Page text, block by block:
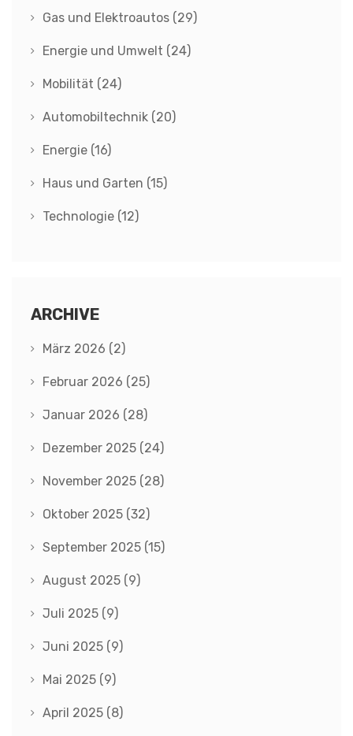
Gas und Elektroautos (29)
Energie und Umwelt (24)
Mobilität (24)
Automobiltechnik (20)
Energie (16)
Haus und Garten (15)
Technologie (12)
ARCHIVE
März 2026 (2)
Februar 2026 (25)
Januar 2026 (28)
Dezember 2025 (24)
November 2025 (28)
Oktober 2025 (32)
September 2025 (15)
August 2025 (9)
Juli 2025 (9)
Juni 2025 (9)
Mai 2025 (9)
April 2025 (8)